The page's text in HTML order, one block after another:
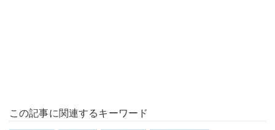
この記事に関連するキーワード